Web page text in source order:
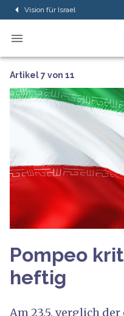
Vision für Israel
Artikel 7 von 11
Pompeo
heftig
Am 23.5. verglich